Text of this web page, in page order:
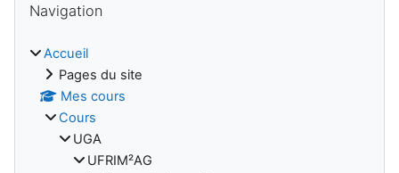
Navigation
Accueil
Pages du site
Mes cours
Cours
UGA
UFRIM²AG